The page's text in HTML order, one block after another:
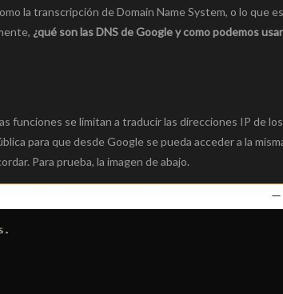
la transcripción de Domain Name System, o lo que
¿qué son las DNS de Google y como podemos
funciones se limitan a traducir las direcciones IP de
para que desde Google se pueda acceder a la
Para prueba, la imagen de abajo.